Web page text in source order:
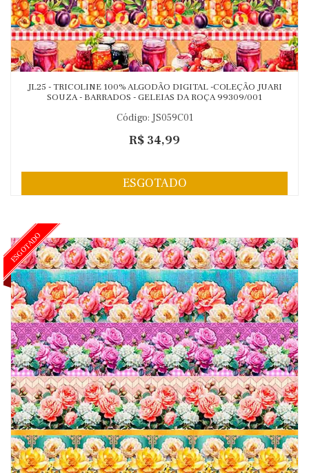
JL25 - TRICOLINE 100% ALGODÃO DIGITAL -COLEÇÃO JUARI
SOUZA - BARRADOS - GELEIAS DA ROÇA 99309/001
Código: JS059C01
R$ 34,99
ESGOTADO
ESGOTADO